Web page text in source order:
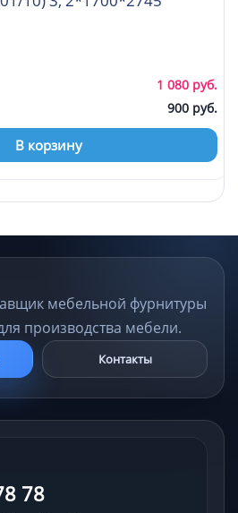
1 080 руб.
900 руб.
В корзину
мебельной фурнитуры
производства мебели.
Контакты
78